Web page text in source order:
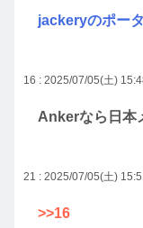
jackeryのポー
16 : 2025/07/05(土)
Ankerなら日本
21 : 2025/07/05(土)
>>16